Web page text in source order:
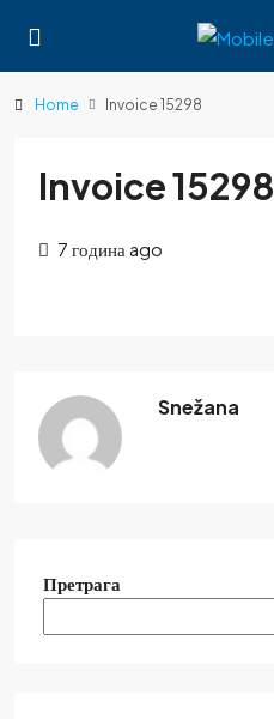
Home Invoice 15298
Invoice 15298
7 година ago
Snežana
Претрага